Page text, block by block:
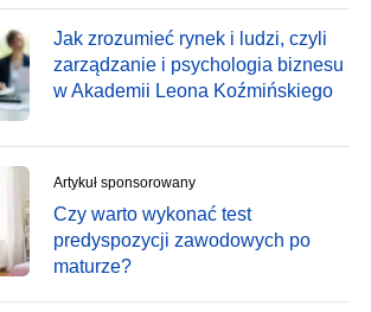
Jak zrozumieć rynek i ludzi, czyli
zarządzanie i psychologia biznesu
w Akademii Leona Koźmińskiego
Artykuł sponsorowany
Czy warto wykonać test
predyspozycji zawodowych po
maturze?